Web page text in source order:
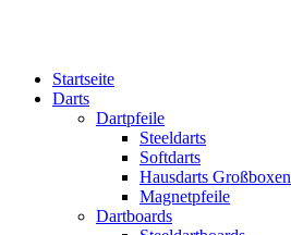
Startseite
Darts
Dartpfeile
Steeldarts
Softdarts
Hausdarts Großboxen
Magnetpfeile
Dartboards